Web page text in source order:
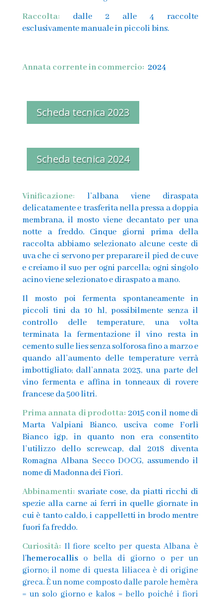
Raccolta: dalle 2 alle 4 raccolte
esclusivamente manuale in piccoli bins.
Annata corrente in commercio: 2024
Scheda tecnica 2023
Scheda tecnica 2024
Vinificazione: l’albana viene diraspata
delicatamente e trasferita nella pressa a doppia
membrana, il mosto viene decantato per una
notte a freddo. Cinque giorni prima della
raccolta abbiamo selezionato alcune ceste di
uva che ci servono per preparare il pied de cuve
e creiamo il suo per ogni parcella; ogni singolo
acino viene selezionato e diraspato a mano.
Il mosto poi fermenta spontaneamente in
piccoli tini da 10 hl, possibilmente senza il
controllo delle temperature, una volta
terminata la fermentazione il vino resta in
cemento sulle lies senza solforosa fino a marzo e
quando all’aumento delle temperature verrà
imbottigliato; dall’annata 2023, una parte del
vino fermenta e affina in tonneaux di rovere
francese da 500 litri.
Prima annata di prodotta: 2015 con il nome di
Marta Valpiani Bianco, usciva come Forlì
Bianco igp, in quanto non era consentito
l’utilizzo dello screwcap, dal 2018 diventa
Romagna Albana Secco DOCG, assumendo il
nome di Madonna dei Fiori.
Abbinamenti: svariate cose, da piatti ricchi di
spezie alla carne ai ferri in quelle giornate in
cui è tanto caldo, i cappelletti in brodo mentre
fuori fa freddo.
Curiosità: Il fiore scelto per questa Albana è
l’hemerocallis o bella di giorno o per un
giorno; il nome di questa liliacea è di origine
greca. È un nome composto dalle parole hemèra
= un solo giorno e kalos = bello poiché i fiori